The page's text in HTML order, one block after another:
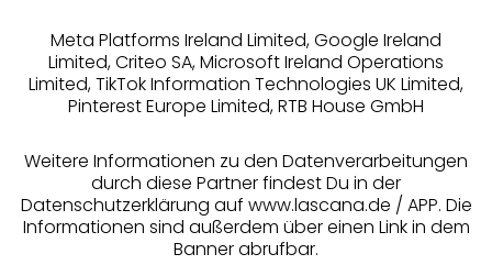
Alle Preise inkl. MwSt., zzgl.
Versandkosten
Meta Platforms Ireland Limited, Google Ireland
Limited, Criteo SA, Microsoft Ireland Operations
Limited, TikTok Information Technologies UK Limited,
Pinterest Europe Limited, RTB House GmbH
Weitere Informationen zu den Datenverarbeitungen
durch diese Partner findest Du in der
Datenschutzerklärung auf www.lascana.de / APP. Die
Informationen sind außerdem über einen Link in dem
Banner abrufbar.